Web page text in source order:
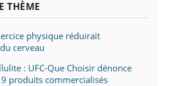
THÈME
physique réduirait
cerveau
: UFC-Que Choisir dénonce
produits commercialisés